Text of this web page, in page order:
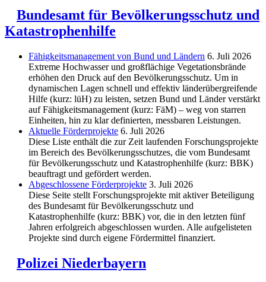
Bundesamt für Bevölkerungsschutz und
Katastrophenhilfe
Fähigkeitsmanagement von Bund und Ländern 6. Juli 2026
Extreme Hochwasser und großflächige Vegetationsbrände
erhöhen den Druck auf den Bevölkerungsschutz. Um in
dynamischen Lagen schnell und effektiv länderübergreifende
Hilfe (kurz: lüH) zu leisten, setzen Bund und Länder verstärkt
auf Fähigkeitsmanagement (kurz: FäM) – weg von starren
Einheiten, hin zu klar definierten, messbaren Leistungen.
Aktuelle Förderprojekte 6. Juli 2026
Diese Liste enthält die zur Zeit laufenden Forschungsprojekte
im Bereich des Be­völkerungs­schutzes, die vom Bundesamt
für Bevölkerungsschutz und Katastrophenhilfe (kurz: BBK)
beauftragt und gefördert werden.
Abgeschlos­sene Förderprojekte 3. Juli 2026
Diese Seite stellt Forschungsprojekte mit aktiver Beteiligung
des Bundesamt für Bevölkerungsschutz und
Katastrophenhilfe (kurz: BBK) vor, die in den letzten fünf
Jahren erfolgreich abgeschlossen wurden. Alle aufgelisteten
Projekte sind durch eigene Fördermittel finanziert.
Polizei Niederbayern